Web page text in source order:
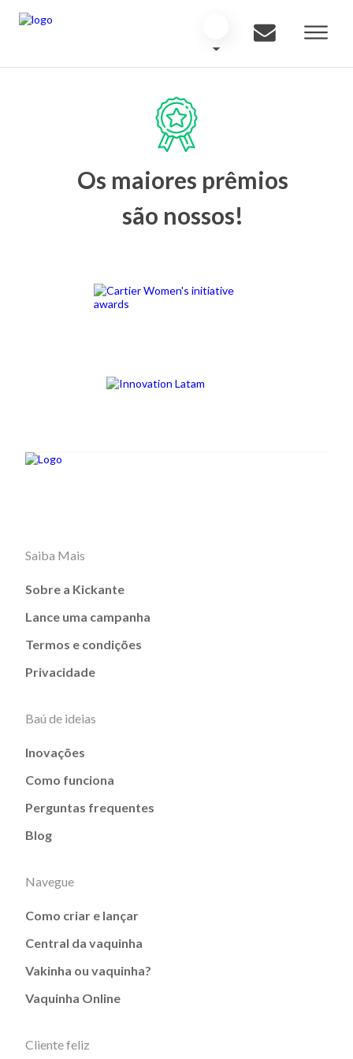
Os maiores prêmios
são nossos!
Saiba Mais
Sobre a Kickante
Lance uma campanha
Termos e condições
Privacidade
Baú de ideias
Inovações
Como funciona
Perguntas frequentes
Blog
Navegue
Como criar e lançar
Central da vaquinha
Vakinha ou vaquinha?
Vaquinha Online
Cliente feliz